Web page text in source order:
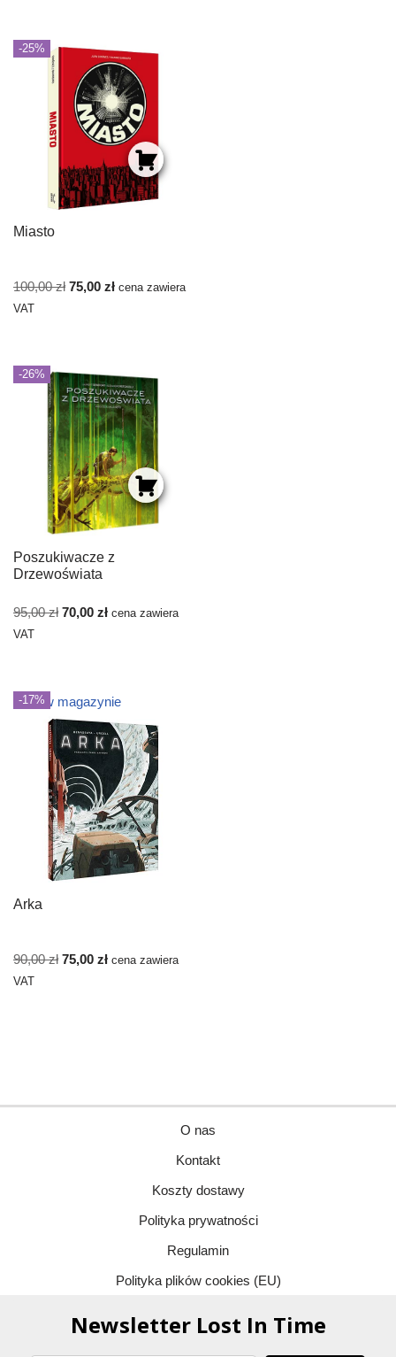
-25%
Miasto
100,00zł 75,00 zł cena zawiera
VAT
-26%
Poszukiwacze z
Drzewoświata
95,00zł 70,00 zł cena zawiera
VAT
Brak w magazynie
-17%
Arka
90,00zł 75,00 zł cena zawiera
VAT
O nas
Kontakt
Koszty dostawy
Polityka prywatności
Regulamin
Polityka plików cookies (EU)
Newsletter Lost In Time